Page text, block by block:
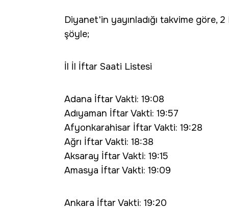
Diyanet'in yayınladığı takvime göre,
şöyle;
İl İl İftar Saati Listesi
Adana İftar Vakti: 19:08
Adıyaman İftar Vakti: 19:57
Afyonkarahisar İftar Vakti: 19:28
Ağrı İftar Vakti: 18:38
Aksaray İftar Vakti: 19:15
Amasya İftar Vakti: 19:09
Ankara İftar Vakti: 19:20